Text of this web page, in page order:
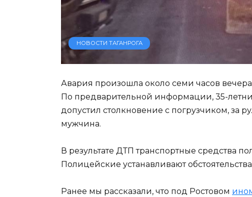
НОВОСТИ ТАГАНРОГА
Авария произошла около семи часов
По предварительной информации, 35-
допустил столкновение с погрузчиком, за
мужчина.
В результате ДТП транспортные средства
Полицейские устанавливают
Ранее мы рассказали, что под Ростовом